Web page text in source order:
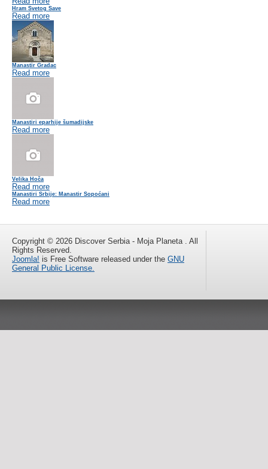
Hram Svetog Save
Read more
Manastir Gradac
Read more
Manastiri eparhije šumadijske
Read more
Velika Hoča
Read more
Manastiri Srbije: Manastir Sopoćani
Read more
Copyright © 2026 Discover Serbia - Moja Planeta . All
Rights Reserved.
Joomla! is Free Software released under the GNU
General Public License.